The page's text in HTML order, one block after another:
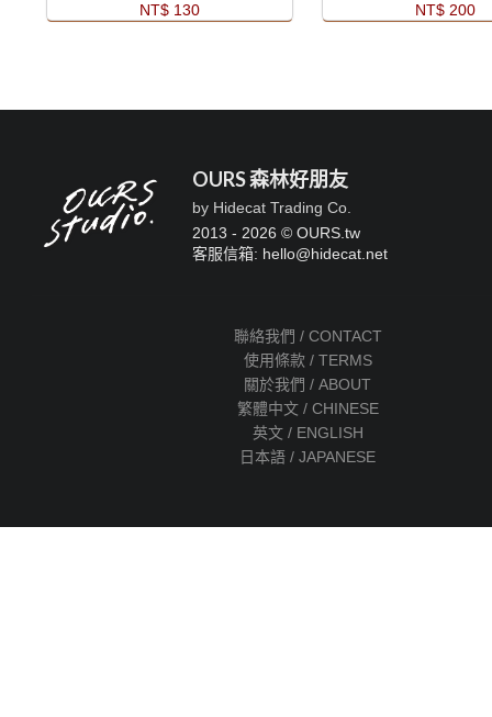
NT$ 130
NT$ 200
OURS 森林好朋友
by Hidecat Trading Co.
2013 - 2026 © OURS.tw
客服信箱: hello@hidecat.net
聯絡我們 / CONTACT
使用條款 / TERMS
關於我們 / ABOUT
繁體中文 / CHINESE
英文 / ENGLISH
日本語 / JAPANESE